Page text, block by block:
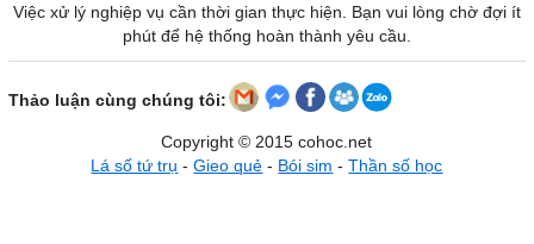
Việc xử lý nghiệp vụ cần thời gian thực hiện. Bạn vui lòng chờ đợi ít
phút để hệ thống hoàn thành yêu cầu.
Thảo luận cùng chúng tôi:
Copyright © 2015 cohoc.net
Lá số tứ trụ -Gieo quẻ - Bói sim -Thần số học